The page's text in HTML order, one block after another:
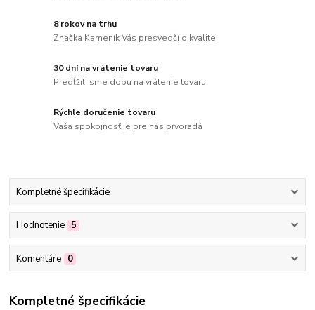
8 rokov na trhu
Značka Kameník Vás presvedčí o kvalite
30 dní na vrátenie tovaru
Predĺžili sme dobu na vrátenie tovaru
Rýchle doručenie tovaru
Vaša spokojnosť je pre nás prvoradá
Kompletné špecifikácie
Hodnotenie 5
Komentáre 0
Kompletné špecifikácie